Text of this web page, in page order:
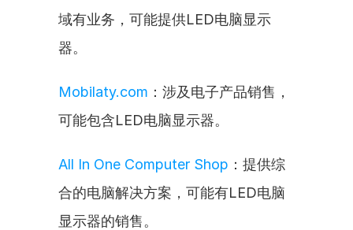
域有业务，可能提供LED电脑显示
器。
Mobilaty.com ：涉及电子产品销售，
可能包含LED电脑显示器。
All In One Computer Shop ：提供综
合的电脑解决方案，可能有LED电脑
显示器的销售。